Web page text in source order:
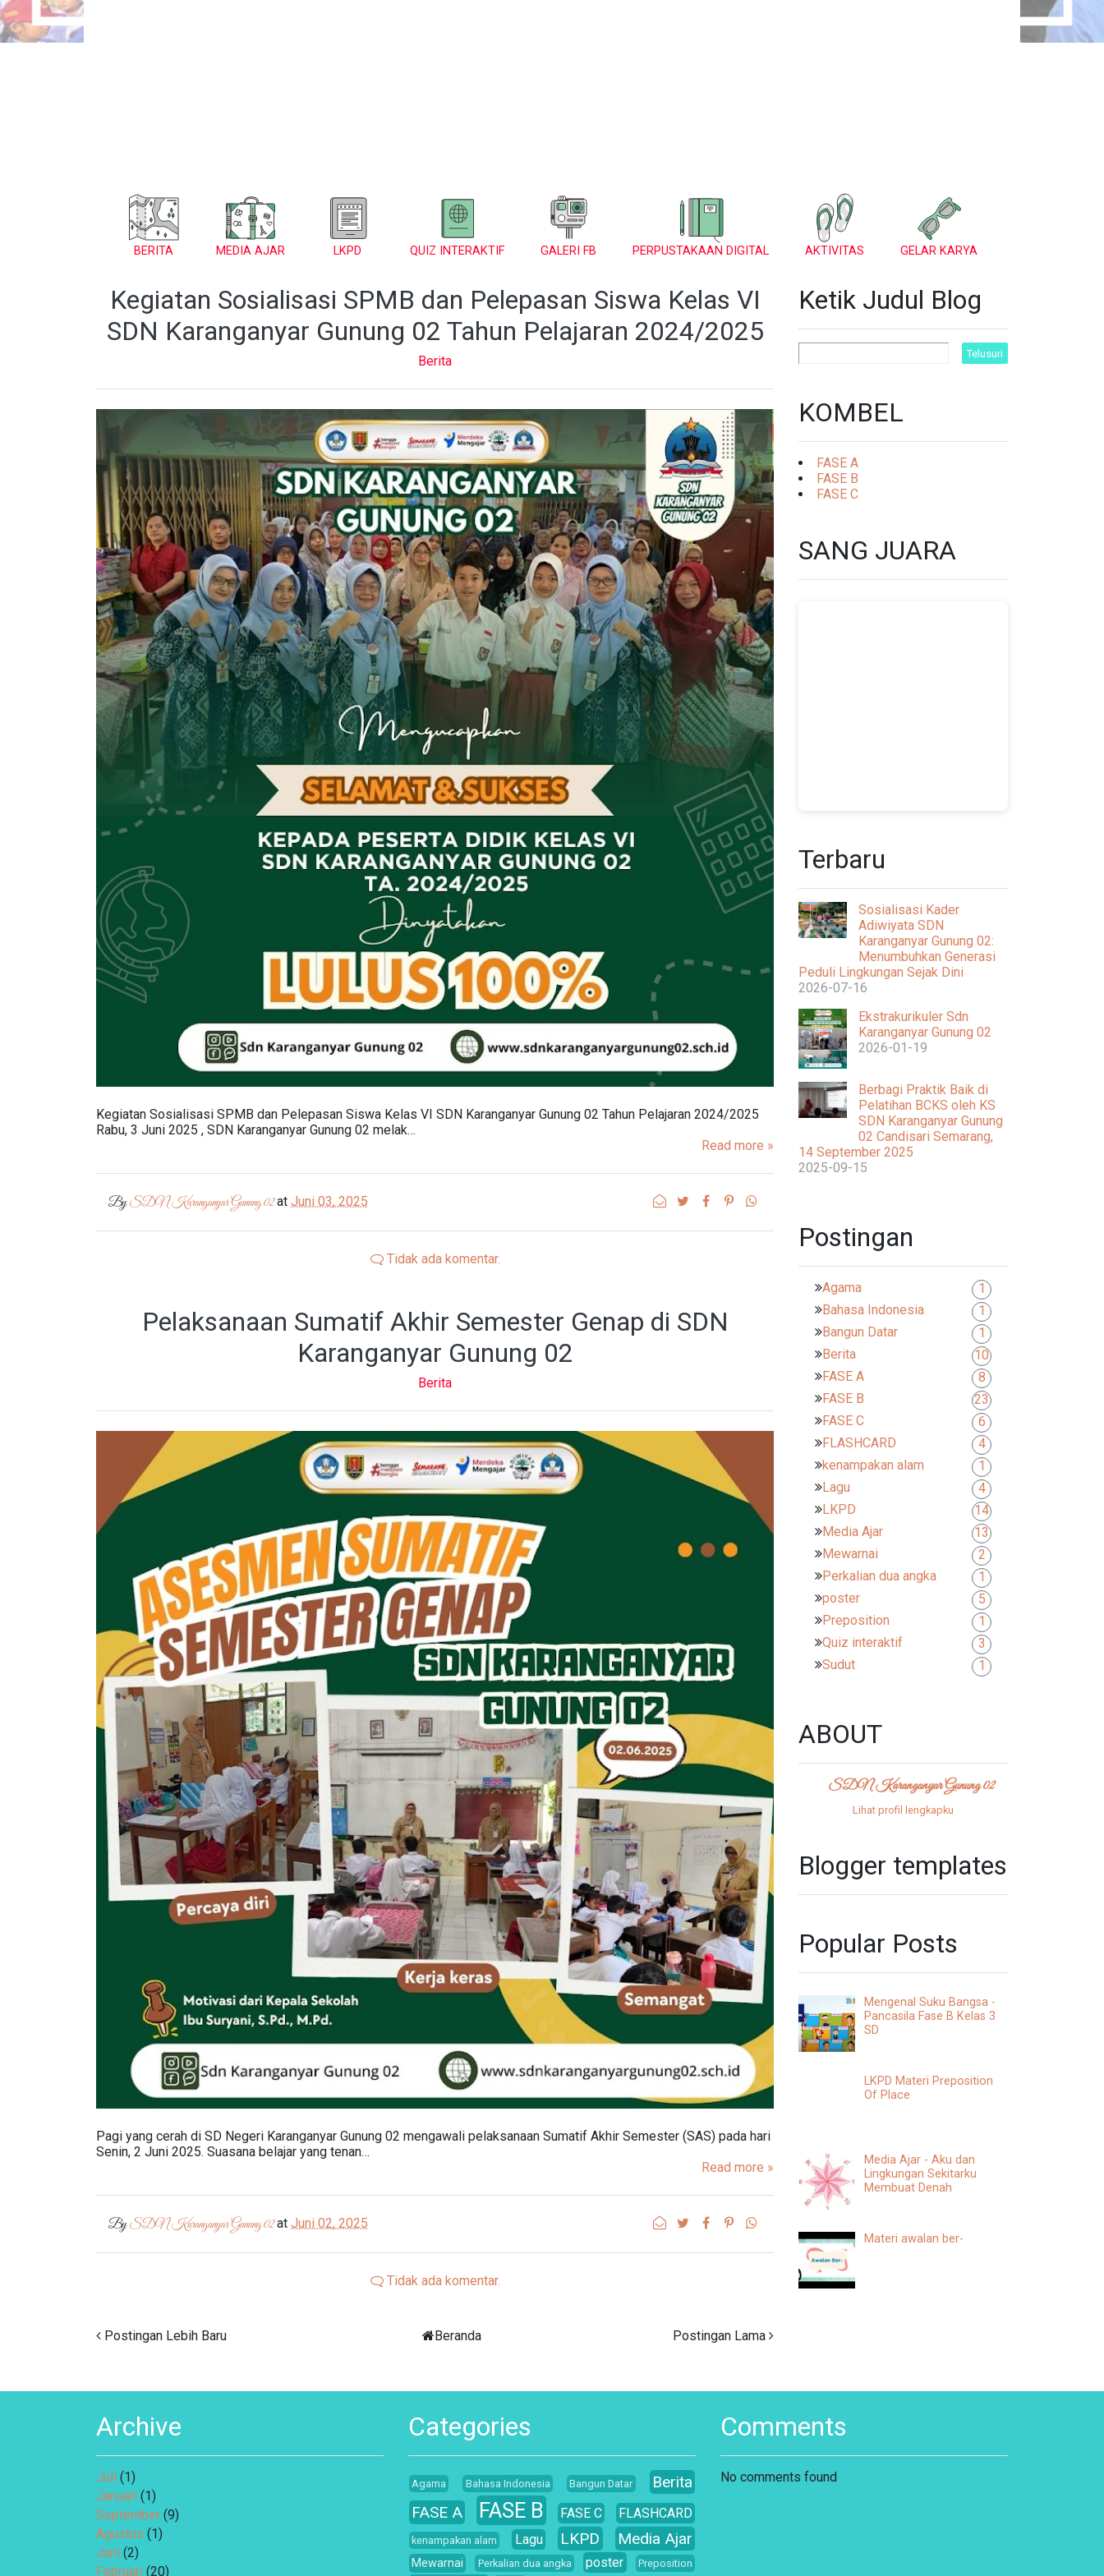
BERITA MEDIA AJAR LKPD QUIZ INTERAKTIF GALERI FB PERPUSTAKAAN DIGITAL AKTIVITAS GELAR KARYA
Kegiatan Sosialisasi SPMB dan Pelepasan Siswa Kelas VI
SDN Karanganyar Gunung 02 Tahun Pelajaran 2024/2025
Berita
Kegiatan Sosialisasi SPMB dan Pelepasan Siswa Kelas VI SDN Karanganyar Gunung 02 Tahun Pelajaran 2024/2025
Rabu, 3 Juni 2025 , SDN Karanganyar Gunung 02 melak…
Read more »
BySDN Karanganyar Gunung 02at Juni 03, 2025
Tidak ada komentar.
Pelaksanaan Sumatif Akhir Semester Genap di SDN
Karanganyar Gunung 02
Berita
Pagi yang cerah di SD Negeri Karanganyar Gunung 02 mengawali pelaksanaan Sumatif Akhir Semester (SAS) pada hari
Senin, 2 Juni 2025. Suasana belajar yang tenan…
Read more »
BySDN Karanganyar Gunung 02at Juni 02, 2025
Tidak ada komentar.
Postingan Lebih Baru Postingan Lama
Beranda
Ketik Judul Blog
KOMBEL
FASE A
FASE B
FASE C
SANG JUARA
Terbaru
Sosialisasi Kader
Adiwiyata SDN
Karanganyar Gunung 02:
Menumbuhkan Generasi
Peduli Lingkungan Sejak Dini
2026-07-16
Ekstrakurikuler Sdn
Karanganyar Gunung 02
2026-01-19
Berbagi Praktik Baik di
Pelatihan BCKS oleh KS
SDN Karanganyar Gunung
02 Candisari Semarang,
14 September 2025
2025-09-15
Postingan
Agama
1
Bahasa Indonesia
1
Bangun Datar
1
Berita
10
FASE A
8
FASE B
23
FASE C
6
FLASHCARD
4
kenampakan alam
1
Lagu
4
LKPD
14
Media Ajar
13
Mewarnai
2
Perkalian dua angka
1
poster
5
Preposition
1
Quiz interaktif
3
Sudut
1
ABOUT
SDN Karanganyar Gunung 02
Lihat profil lengkapku
Blogger templates
Popular Posts
Mengenal Suku Bangsa -
Pancasila Fase B Kelas 3
SD
LKPD Materi Preposition
Of Place
Media Ajar - Aku dan
Lingkungan Sekitarku
Membuat Denah
Materi awalan ber-
Archive
Juli (1)
Januari (1)
September (9)
Agustus (1)
Juni (2)
Februari (20)
Categories
Agama Bahasa Indonesia Bangun Datar
Berita
FASE A
FASE B FASE C FLASHCARD
kenampakan alam Lagu LKPD Media Ajar
Mewarnai Perkalian dua angka poster Preposition
Comments
No comments found